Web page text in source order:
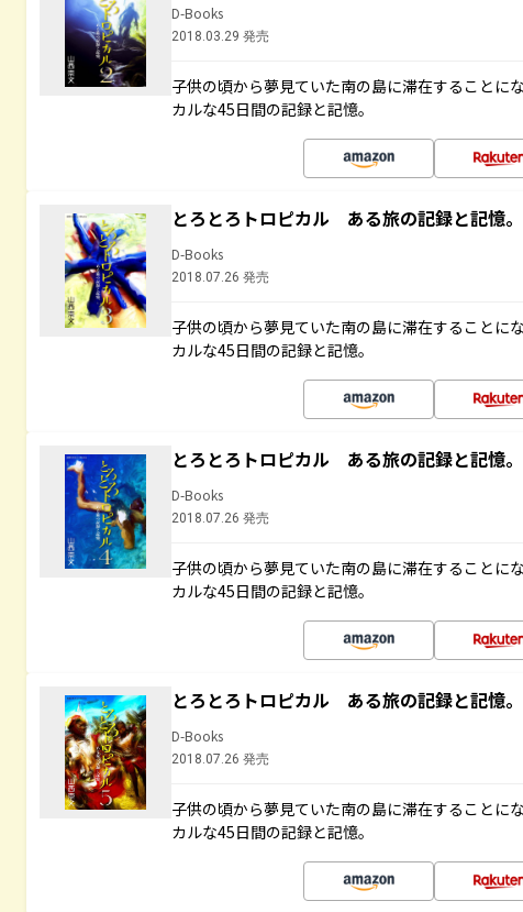
D-Books
2018.03.29 発売
子供の頃から夢見ていた南の島に滞在することに
カルな45日間の記録と記憶。
とろとろトロピカル ある旅の記録と記憶
D-Books
2018.07.26 発売
子供の頃から夢見ていた南の島に滞在することに
カルな45日間の記録と記憶。
とろとろトロピカル ある旅の記録と記憶
D-Books
2018.07.26 発売
子供の頃から夢見ていた南の島に滞在することに
カルな45日間の記録と記憶。
とろとろトロピカル ある旅の記録と記憶
D-Books
2018.07.26 発売
子供の頃から夢見ていた南の島に滞在することに
カルな45日間の記録と記憶。